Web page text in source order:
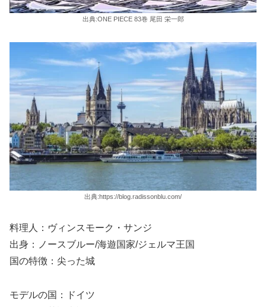
出典:ONE PIECE 83巻 尾田 栄一郎
出典:https://blog.radissonblu.com/
料理人：ヴィンスモーク・サンジ
出身：ノースブルー/海遊国家/ジェルマ王国
国の特徴：尖った城
モデルの国：ドイツ